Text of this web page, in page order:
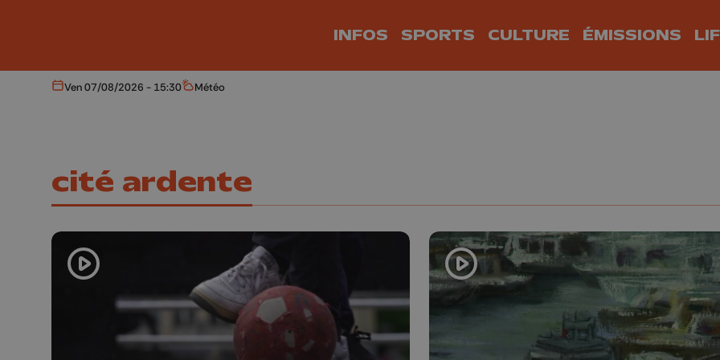
INFOS SPORTS CULTURE ÉMISSIONS
Aujourd'hui
Ven 07/08/2026 - 15:30 Météo
Météo
cité ardente